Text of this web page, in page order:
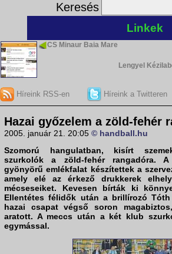
Keresés
Linkek
CS Minaur Baia Mare
Lengyel
Híreink RSS-en Híreink a Twitteren
Hazai győzelem a zöld-fehér
2005. január 21. 20:05 © handball.hu
Szomorú hangulatban, kisírt
szurkolók a zöld-fehér rangadóra. A
gyönyörű emlékfalat készítettek a
amely elé az érkező drukkerek
mécseseiket. Kevesen bírták ki
Ellentétes félidők után a brillírozó Tóth
hazai csapat végső soron
aratott. A meccs után a két klub
egymással.